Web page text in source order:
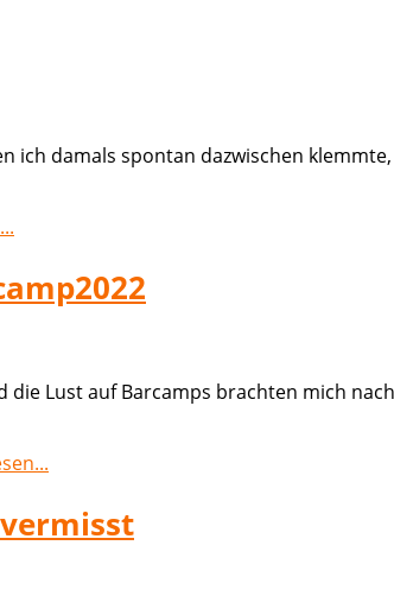
ich damals spontan dazwischen
Lust auf Barcamps brachten mich